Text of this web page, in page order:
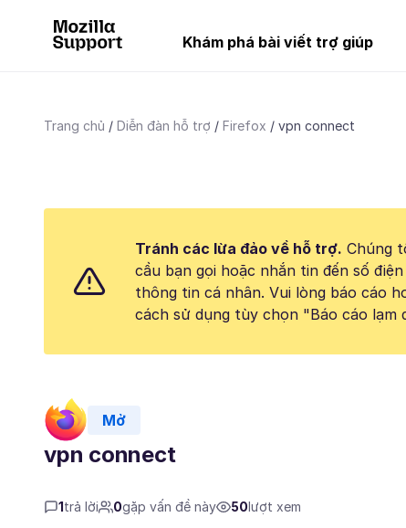
Khám phá bài viết trợ giúp
Trang chủ Diễn đàn hỗ trợ Firefox vpn connect
Tránh các lừa đảo về hỗ trợ. Chúng
cầu bạn gọi hoặc nhắn tin đến số
thông tin cá nhân. Vui lòng báo cáo
cách sử dụng tùy chọn "Báo cáo lạm
Mở
vpn connect
1 trả lời 0gặp vấn đề này 50 lượt xem